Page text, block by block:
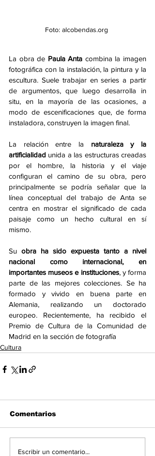
Foto: alcobendas.org
La obra de Paula Anta combina la imagen
fotográfica con la instalación, la pintura y la
escultura. Suele trabajar en series a partir
de argumentos, que luego desarrolla in
situ, en la mayoría de las ocasiones, a
modo de escenificaciones que, de forma
instaladora, construyen la imagen final.
La relación entre la naturaleza y la
artificialidad unida a las estructuras creadas
por el hombre, la historia y el viaje
configuran el camino de su obra, pero
principalmente se podría señalar que la
línea conceptual del trabajo de Anta se
centra en mostrar el significado de cada
paisaje como un hecho cultural en sí
mismo.
Su obra ha sido expuesta tanto a nivel
nacional como internacional, en
importantes museos e instituciones, y forma
parte de las mejores colecciones. Se ha
formado y vivido en buena parte en
Alemania, realizando un doctorado
europeo. Recientemente, ha recibido el
Premio de Cultura de la Comunidad de
Madrid en la sección de fotografía
Cultura
Comentarios
Escribir un comentario...